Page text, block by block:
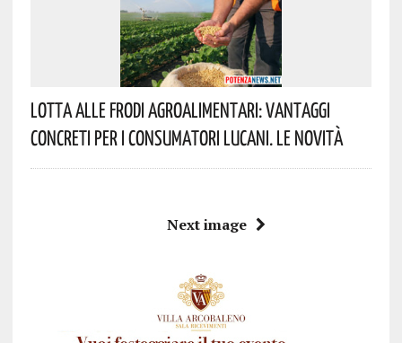
Lotta Alle Frodi Agroalimentari: Vantaggi
Concreti Per I Consumatori Lucani. Le Novità
Next image